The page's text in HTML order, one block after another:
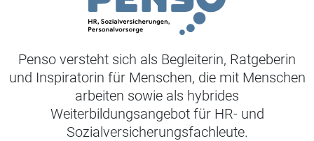
Penso versteht sich als Begleiterin, Ratgeberin
und Inspiratorin für Menschen, die mit Menschen
arbeiten sowie als hybrides
Weiterbildungsangebot für HR- und
Sozialversicherungsfachleute.